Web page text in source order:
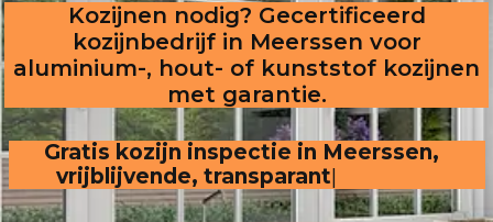
Kozijnen nodig? Gecertificeerd
kozijnbedrijf in Meerssen voor
aluminium-, hout- of kunststof kozijnen
met garantie.
Gratis kozijn inspectie in Meerssen,
vrijblijvende, transparante offerte